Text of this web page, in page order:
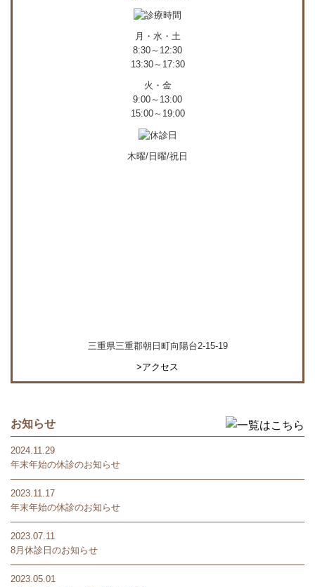
月・水・土
8:30～12:30
13:30～17:30
火・金
9:00～13:00
15:00～19:00
木曜/日曜/祝日
三重県三重郡朝日町向陽台2-15-19
>アクセス
お知らせ
2024.11.29
年末年始の休診のお知らせ
2023.11.17
年末年始の休診のお知らせ
2023.07.11
8月休診日のお知らせ
2023.05.01